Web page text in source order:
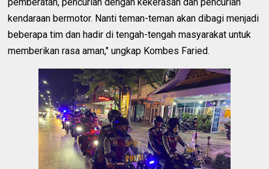
pemberatan, pencurian dengan kekerasan dan pencurian
kendaraan bermotor. Nanti teman-teman akan dibagi menjadi
beberapa tim dan hadir di tengah-tengah masyarakat untuk
memberikan rasa aman," ungkap Kombes Faried.